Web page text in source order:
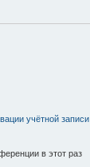
учётной записи
в этот раз